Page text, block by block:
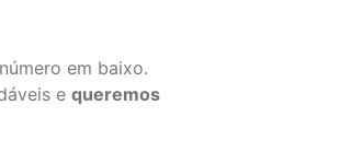
em baixo.
e queremos